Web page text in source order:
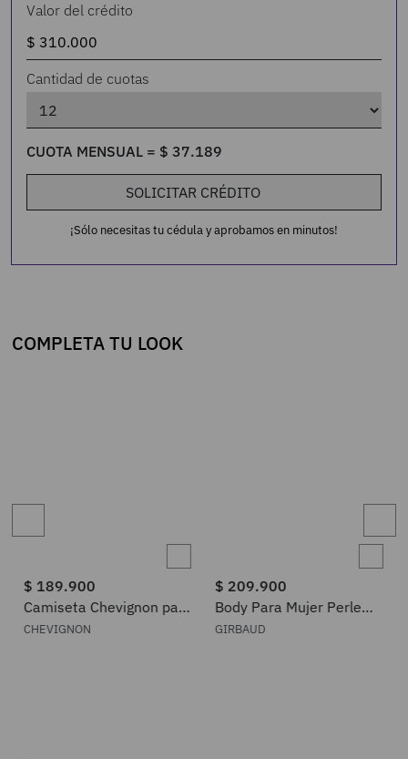
Valor del crédito
Cantidad de cuotas
CUOTA MENSUAL = $ 37.189
SOLICITAR CRÉDITO
¡Sólo necesitas tu cédula y aprobamos en minutos!
COMPLETA TU LOOK
$ 189.900
Camiseta Chevignon para
Mujer 702H035
CHEVIGNON
$ 209.900
Body Para Mujer Perle
Girbaud
GIRBAUD